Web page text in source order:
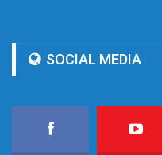
SOCIAL MEDIA